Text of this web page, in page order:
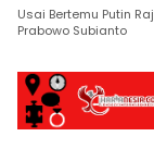
Usai Bertemu Putin
Prabowo Subianto